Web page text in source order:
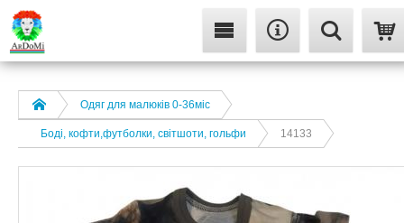
Одяг для малюків 0-36міс
Боді, кофти,футболки, світшоти, гольфи 14133